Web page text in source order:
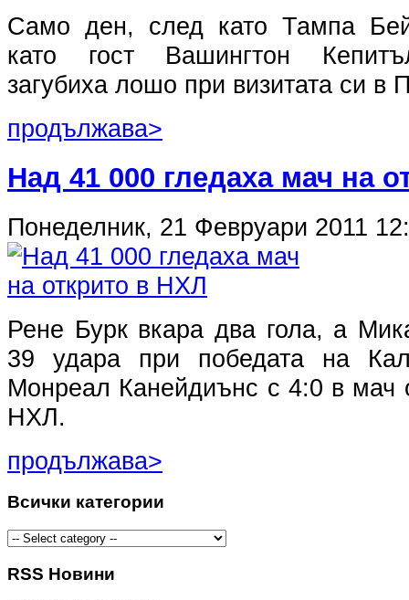
Само ден, след като Тампа
като гост Вашингтон
загубиха лошо при визитата си в
продължава>
Над 41 000 гледаха мач на
Понеделник, 21 Февруари 2011
Рене Бурк вкара два гола, а
39 удара при победата на
Монреал Канейдиънс с 4:0 в мач
НХЛ.
продължава>
Всички категории
RSS Новини